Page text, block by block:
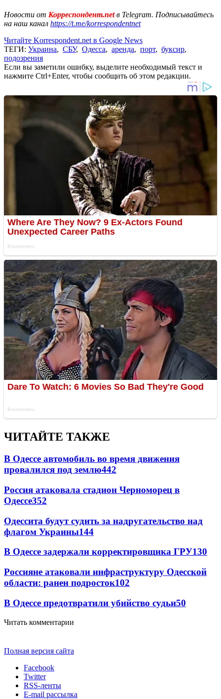
Новости от Корреспондент.netв Telegram. Подписывайтесь
на наш канал https://t.me/korrespondentnet
Читайте Korrespondent.net в Google News
ТЕГИ: Украина, СБУ, Одесса, аренда, порт, буксир,
подозрения
Если вы заметили ошибку, выделите необходимый текст и
нажмите Ctrl+Enter, чтобы сообщить об этом редакции.
ЧИТАЙТЕ ТАКЖЕ
В Одессе автомобиль во время движения
провалился под землю442
Россия атаковала стадион Черноморец в
Одессе352
Одессита будут судить за надругательство над
флагом Украины144
В Одессе задержали корректировщика ГРУ130
Россияне атаковали инфраструктуру Одесской
области: ранен подросток102
В Одессе предотвратили убийство судьи50
Читать комментарии
Полная версия сайта
Facebook
Twitter
RSS-ленты
E-mail рассылка